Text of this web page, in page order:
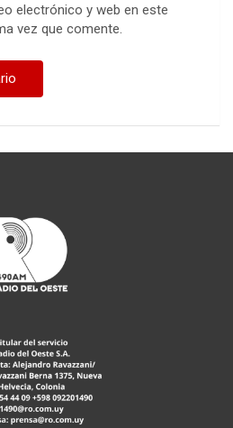
electrónico y web en este
vez que comente.